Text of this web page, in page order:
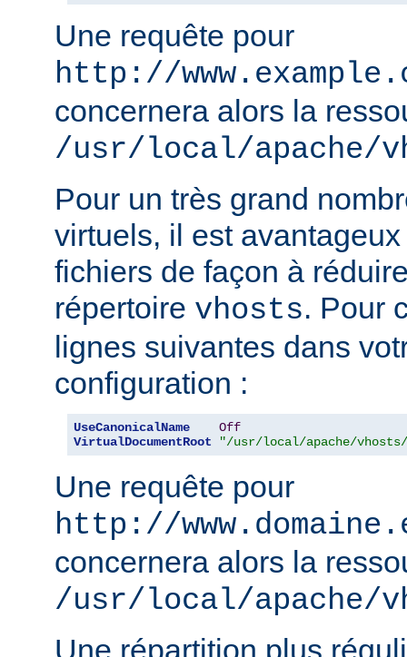
Une requête pour
http://
concernera alors la
/usr/local/apache/
Pour un très grand
virtuels, il est
fichiers de façon à
répertoire vhosts. Pour
lignes suivantes dans
configuration :
UseCanonicalName
Off
VirtualDocumentRoot
"/usr/local/apache/vhosts/
Une requête pour
http://
concernera alors la
/usr/local/apache/
Une répartition plus